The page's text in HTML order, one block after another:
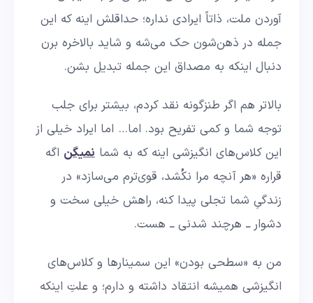
آوردن ملت، ذاتاً ایرادی نداره؛ حداقلش اینه که این
جمله در ذهن‌شون حک می‌شه و شاید بالاخره برن
دنبال اینکه به مصداق این جمله تبدیل بشن.
بالاتر هم اگر طنزگونه نقد کردم، بیشتر برای جلب
توجه شما و کمی تفریح بود. اما… اما ایراد خیلی از
این کلاس‌های انگیزشی اینه که به شما نمیگن اگه
قراره «هر آنچه مرا نکُشد، قوی‌ترم می‌سازد» در
زندگیِ شما تجلی پیدا کنه، راهش خیلی سخت و
دشوار ــ هرچند شدنی ــ هست.
من به «سطحی بودن» این سمینارها و کلاس‌های
انگیزشی همیشه انتقاد داشته و دارم؛ و علتِ اینکه